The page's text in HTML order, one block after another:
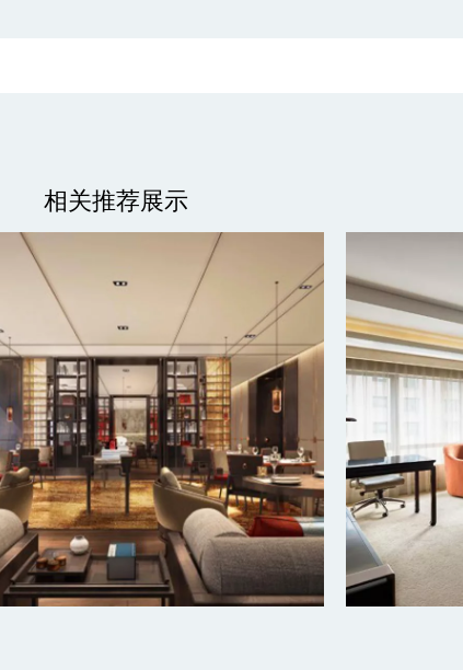
相关推荐展示